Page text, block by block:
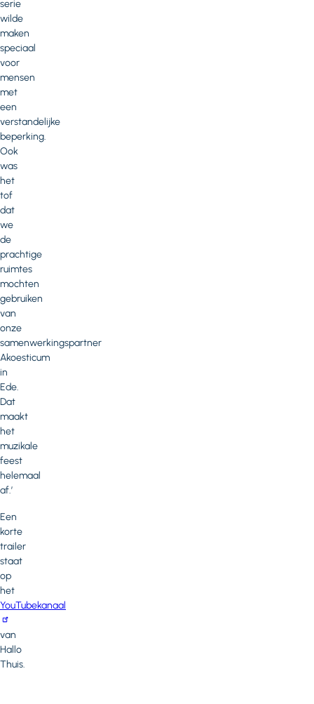
serie
wilde
maken
speciaal
voor
mensen
met
een
verstandelijke
beperking.
Ook
was
het
tof
dat
we
de
prachtige
ruimtes
mochten
gebruiken
van
onze
samenwerkingspartner
Akoesticum
in
Ede.
Dat
maakt
het
muzikale
feest
helemaal
af.’
Een
korte
trailer
staat
op
het
YouTubekanaal
van
Hallo
Thuis.